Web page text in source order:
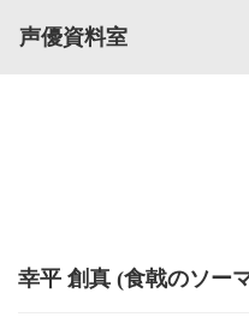
声優資料室
幸平 創真 (食戟のソー